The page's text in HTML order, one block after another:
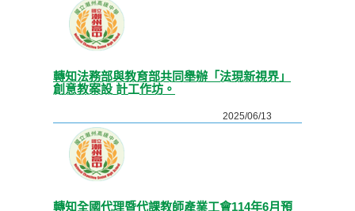
轉知法務部與教育部共同舉辦「法現新視界」
創意教案設 計工作坊。
2025/06/13
轉知全國代理暨代課教師產業工會114年6月預